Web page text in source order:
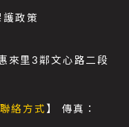
政策
來里3鄰文心路二段
絡方式 】 傳真：